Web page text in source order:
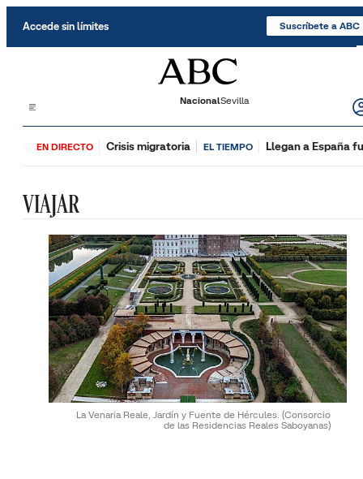
Accede sin límites Suscríbete a ABC
NacionalSevilla
EN DIRECTO Crisis migratoria EL TIEMPO Llegan a España
VIAJAR
La Venaria Reale, Jardín y Fuente de Hércules. (Consorcio
de las Residencias Reales Saboyanas)